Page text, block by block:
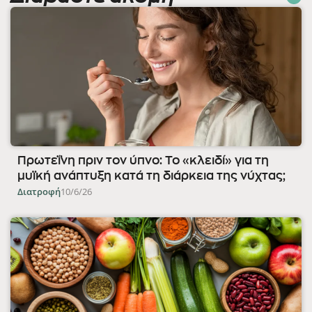
Πρωτεΐνη πριν τον ύπνο: Το «κλειδί» για τη
μυϊκή ανάπτυξη κατά τη διάρκεια της νύχτας;
Διατροφή10/6/26